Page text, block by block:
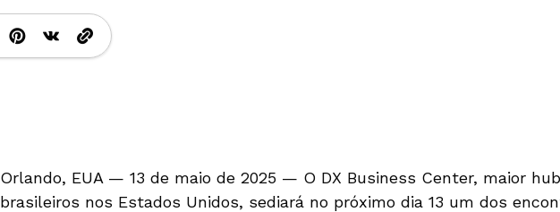
Orlando, EUA — 13 de maio de 2025 — O DX Business Center, maior
brasileiros nos Estados Unidos, sediará no próximo dia 13 um dos